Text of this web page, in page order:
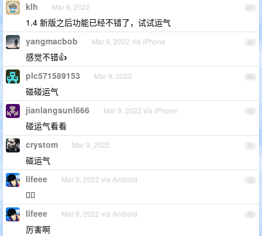
67
klh Mar 9, 2022
1.4 新版之后功能已经不错了，试试运气
68
yangmacbob Mar 9, 2022 via iPhone
感觉不错👍
69
plc571589153 Mar 9, 2022
碰碰运气
70
jianlangsunl666 Mar 9, 2022 via iPhone
碰运气看看
71
crystom Mar 9, 2022
碰运气
72
lifeee Mar 9, 2022 via Android
👍🏻
73
lifeee Mar 9, 2022 via Android
厉害啊